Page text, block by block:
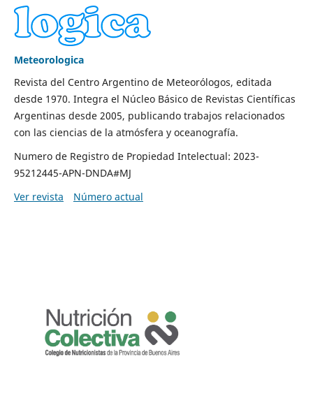
Meteorologica
Revista del Centro Argentino de Meteorólogos, editada
desde 1970. Integra el Núcleo Básico de Revistas Científicas
Argentinas desde 2005, publicando trabajos relacionados
con las ciencias de la atmósfera y oceanografía.
Numero de Registro de Propiedad Intelectual: 2023-
95212445-APN-DNDA#MJ
Ver revista
Número actual